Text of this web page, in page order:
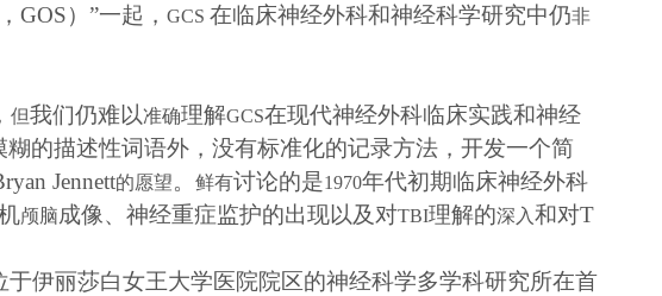
GOS）”一起， GCS 在临床神经外科和神经科学研究中仍非
但我们仍难以准确理解GCS在现代神经外科临床实践和神经
的描述性词语外，没有标准化的记录方法，开发一个简
Jennett的愿望。 鲜有讨论的是1970年代初期临床神经外科
颅脑成像、神经重症监护的出现以及对TBI理解的深入和对T
于伊丽莎白女王大学医院院区的神经科学多学科研究所在首